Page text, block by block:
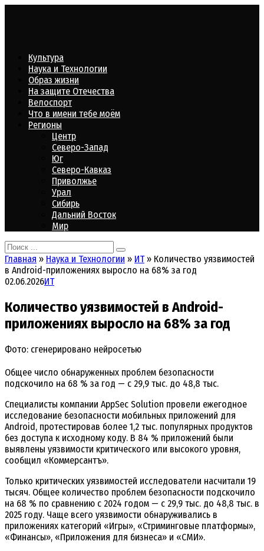
Культура
Наука и Технологии
Образ жизни
На защите Отечества
Велоспорт
Что в имени тебе моём
Регионы
Центр
Северо-Запад
Юг
Северо-Кавказ
Приволжье
Урал
Сибирь
Дальний Восток
Мир
Search
for:
Главная » Наука и Технологии » ИТ » Количество уязвимостей
в Android-приложениях выросло на 68% за год
02.06.2026ИТ
Количество уязвимостей в Android-
приложениях выросло на 68% за год
Фото: сгенерировано нейросетью
Общее число обнаруженных проблем безопасности
подскочило на 68 % за год — с 29,9 тыс. до 48,8 тыс.
Специалисты компании AppSec Solution провели ежегодное
исследование безопасности мобильных приложений для
Android, протестировав более 1,2 тыс. популярных продуктов
без доступа к исходному коду. В 84 % приложений были
выявлены уязвимости критического или высокого уровня,
сообщил «Коммерсантъ».
Только критических уязвимостей исследователи насчитали 19
тысяч. Общее количество проблем безопасности подскочило
на 68 % по сравнению с 2024 годом — с 29,9 тыс. до 48,8 тыс. в
2025 году. Чаще всего уязвимости обнаруживались в
приложениях категорий «Игры», «Стриминговые платформы»,
«Финансы», «Приложения для бизнеса» и «СМИ».